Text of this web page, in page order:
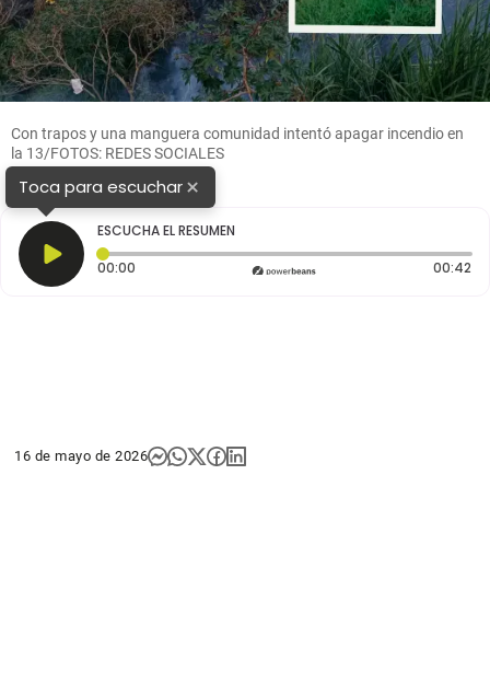
Con trapos y una manguera comunidad intentó apagar incendio en
la 13/FOTOS: REDES SOCIALES
Toca para escuchar×
ESCUCHA EL RESUMEN
00:00 Tiempo transcurrido: 0 segundos 00:42
16 de mayo de 2026